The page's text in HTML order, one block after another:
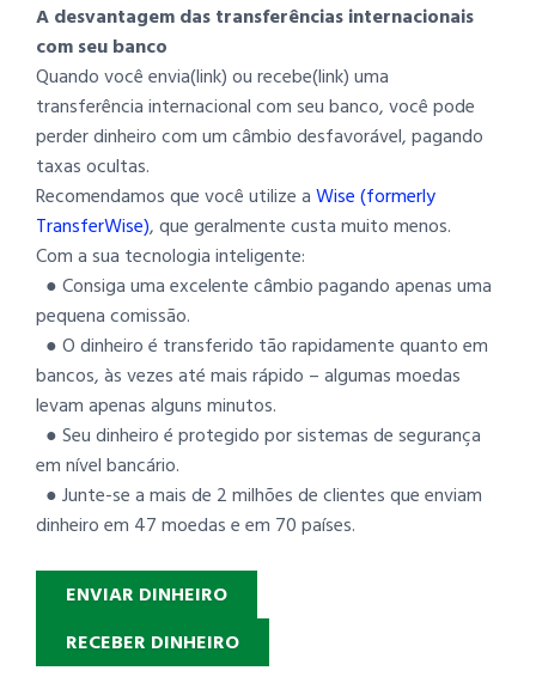
A desvantagem das transferências internacionais
com seu banco
Quando você envia(link) ou recebe(link) uma
transferência internacional com seu banco, você pode
perder dinheiro com um câmbio desfavorável, pagando
taxas ocultas.
Recomendamos que você utilize aWise (formerly
TransferWise), que geralmente custa muito menos.
Com a sua tecnologia inteligente:
● Consiga uma excelente câmbio pagando apenas uma
pequena comissão.
● O dinheiro é transferido tão rapidamente quanto em
bancos, às vezes até mais rápido – algumas moedas
levam apenas alguns minutos.
● Seu dinheiro é protegido por sistemas de segurança
em nível bancário.
● Junte-se a mais de 2 milhões de clientes que enviam
dinheiro em 47 moedas e em 70 países.
ENVIAR DINHEIRO
RECEBER DINHEIRO